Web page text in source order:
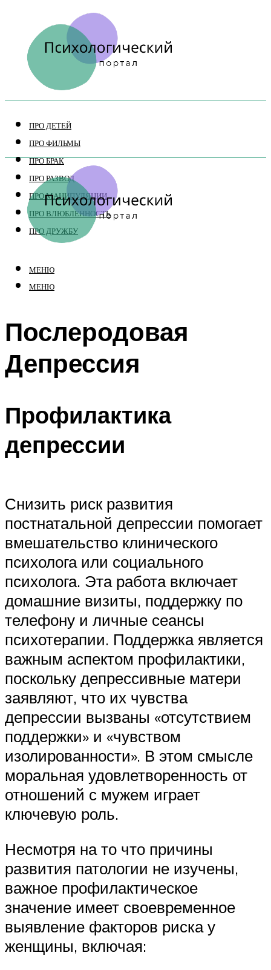
ПРО ДЕТЕЙ
ПРО ФИЛЬМЫ
ПРО БРАК
ПРО РАЗВОД
ПРО МАНИПУЛЯЦИИ
ПРО ВЛЮБЛЕННОСТЬ
ПРО ДРУЖБУ
МЕНЮ
МЕНЮ
Послеродовая
Депрессия
Профилактика
депрессии
Снизить риск развития
постнатальной депрессии помогает
вмешательство клинического
психолога или социального
психолога. Эта работа включает
домашние визиты, поддержку по
телефону и личные сеансы
психотерапии. Поддержка является
важным аспектом профилактики,
поскольку депрессивные матери
заявляют, что их чувства
депрессии вызваны «отсутствием
поддержки» и «чувством
изолированности». В этом смысле
моральная удовлетворенность от
отношений с мужем играет
ключевую роль.
Несмотря на то что причины
развития патологии не изучены,
важное профилактическое
значение имеет своевременное
выявление факторов риска у
женщины, включая: